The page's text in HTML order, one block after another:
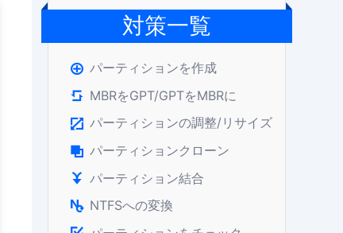
対策一覧
 パーティションを作成
 MBRをGPT/GPTをMBRに
 パーティションの調整/リサイズ
 パーティションクローン
 パーティション結合
 NTFSへの変換